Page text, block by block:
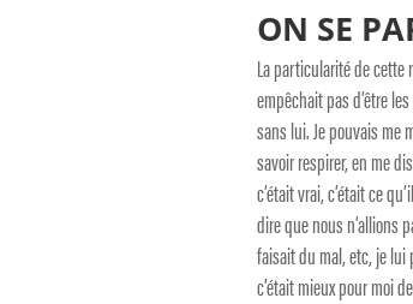
ON SE
La particularité de cette
empêchait pas d’être
sans lui. Je pouvais me
savoir respirer, en me
c’était vrai, c’était ce
dire que nous n’allions
faisait du mal, etc, je lui
c’était mieux pour moi